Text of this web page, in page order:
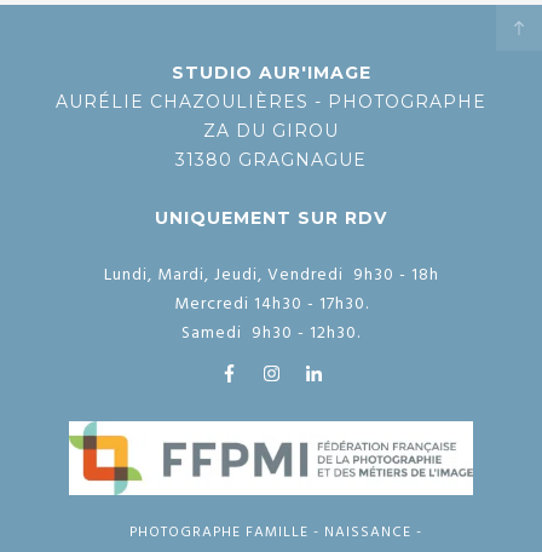
STUDIO AUR'IMAGE
AURÉLIE CHAZOULIÈRES - PHOTOGRAPHE
ZA DU GIROU
31380 GRAGNAGUE
UNIQUEMENT SUR RDV
Lundi, Mardi, Jeudi, Vendredi 9h30 - 18h
Mercredi 14h30 - 17h30.
Samedi 9h30 - 12h30.
PHOTOGRAPHE FAMILLE - NAISSANCE -